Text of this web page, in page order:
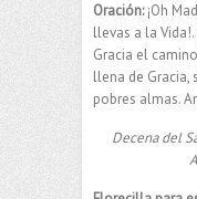
Oración:¡Oh
llevas a la
Gracia el
llena de Gracia,
pobres almas.
Decena del